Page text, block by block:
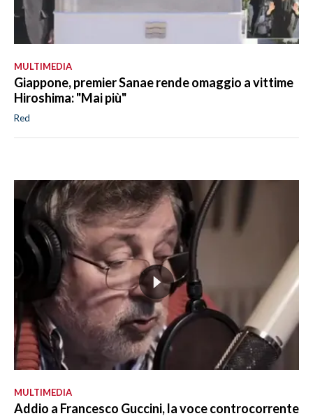
MULTIMEDIA
Giappone, premier Sanae rende omaggio a vittime
Hiroshima: "Mai più"
Red
MULTIMEDIA
Addio a Francesco Guccini, la voce controcorrente